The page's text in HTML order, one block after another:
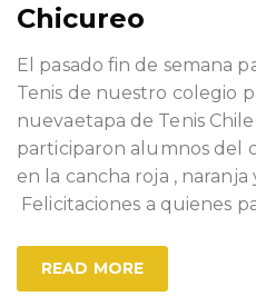
Chicureo
El pasado fin de semana
Tenis de nuestro colegio
nuevaetapa de Tenis
participaron alumnos del
en la cancha roja , naranja
Felicitaciones a quienes
READ MORE